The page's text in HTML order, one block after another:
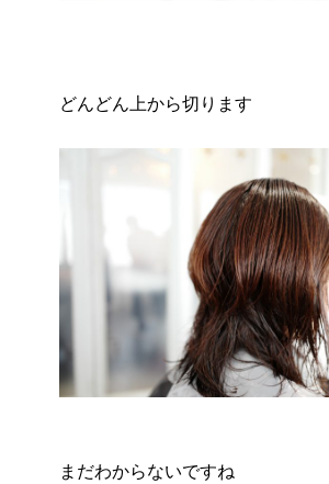
どんどん上から切ります
まだわからないですね